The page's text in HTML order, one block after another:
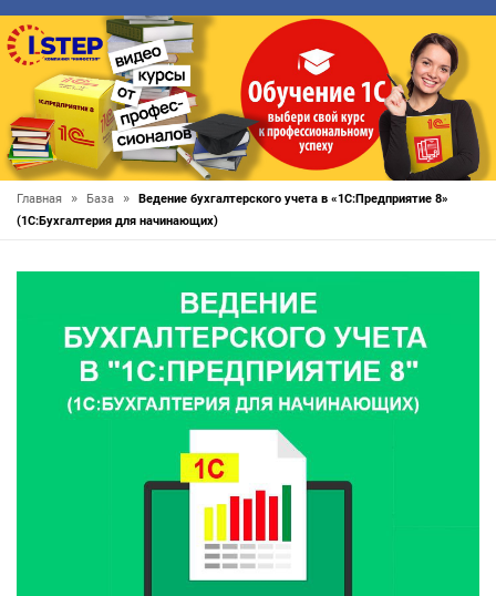
Главная » База »
Ведение бухгалтерского учета в «1С:Предприятие 8»
(1С:Бухгалтерия для начинающих)